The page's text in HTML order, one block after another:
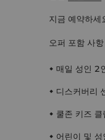
지금 예약하세
오퍼 포함 사항
매일 성인 2
디스커버리
쿨존 키즈
어린이 및 성